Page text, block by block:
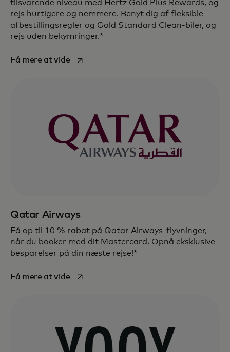
tilsvarende niveau med Hertz Gold Plus Rewards, og
rejs hurtigere og nemmere. Benyt dig af fleksible
afbestillingsregler og Gold Standard Clean-biler, og
rejs uden bekymringer.*
Få mere at videopens in a new tab
Qatar Airways
Få op til 10 % rabat på Qatar Airways-flyvninger,
når du booker med dit Mastercard. Opnå eksklusive
besparelser på din næste rejse!*
Få mere at videopens in a new tab